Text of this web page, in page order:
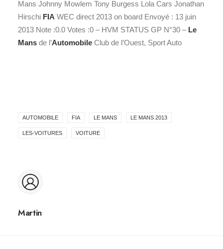
Mans Johnny Mowlem Tony Burgess Lola Cars Jonathan
Hirschi FIA WEC direct 2013 on board Envoyé : 13 juin
2013 Note :0.0 Votes :0 – HVM STATUS GP N°30 – Le
Mans de l’Automobile Club de l’Ouest, Sport Auto
AUTOMOBILE FIA LE MANS LE MANS 2013
LES-VOITURES VOITURE
Martin